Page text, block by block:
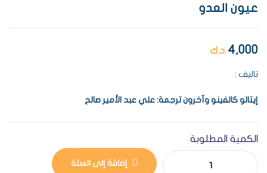
عيون العدو
4,000 د.ك
تاليف :
إيتالو كالفينو وآخرون ترجمة: علي عبد الأمير صالح
الكمية المطلوبة
إضافة إلى السلة